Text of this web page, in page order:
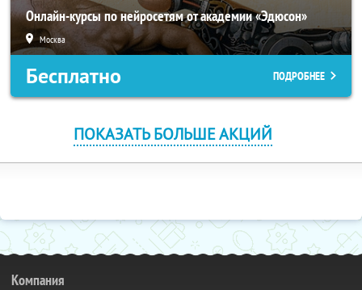
Онлайн-курсы по нейросетям от академии «Эдюсон»
Москва
Бесплатно ПОДРОБНЕЕ
ПОКАЗАТЬ БОЛЬШЕ АКЦИЙ
Компания